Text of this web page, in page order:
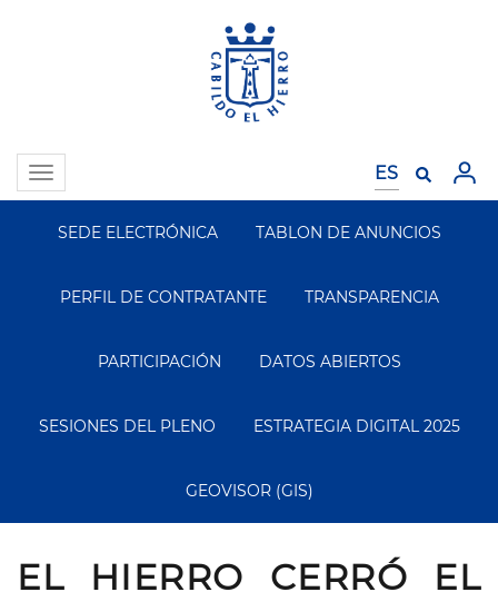
Toggle
navigation
Segundo
Menu
SEDE ELECTRÓNICA TABLON DE ANUNCIOS
PERFIL DE CONTRATANTE TRANSPARENCIA
PARTICIPACIÓN DATOS ABIERTOS
SESIONES DEL PLENO ESTRATEGIA DIGITAL 2025
GEOVISOR (GIS)
EL HIERRO CERRÓ EL